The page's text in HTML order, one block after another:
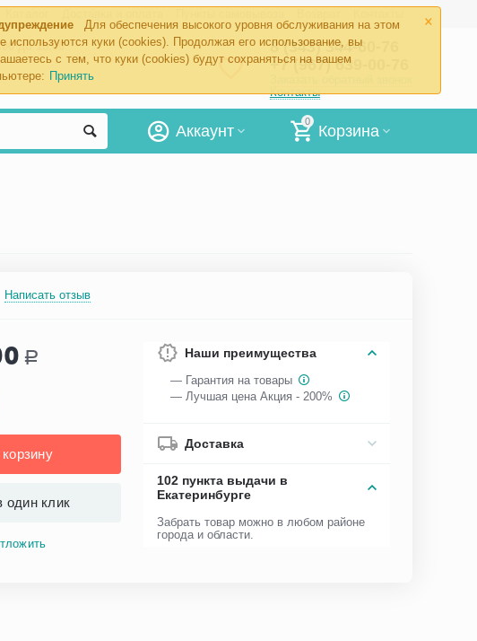
×
Для обеспечения высокого уровня обслуживания на этом
используются куки (cookies). Продолжая его использование, вы
с тем, что куки (cookies) будут сохраняться на вашем
Принять
до 18.00
8 (343) 344-60-76
+7 (967) 639-00-76
Контакты
0
Корзина
Аккаунт
Написать отзыв
Р
один клик
Наши преимущества
— Гарантия на товары
— Лучшая цена Акция - 200%
Доставка
102 пункта выдачи в
Екатеринбурге
Забрать товар можно в любом районе
города и области.